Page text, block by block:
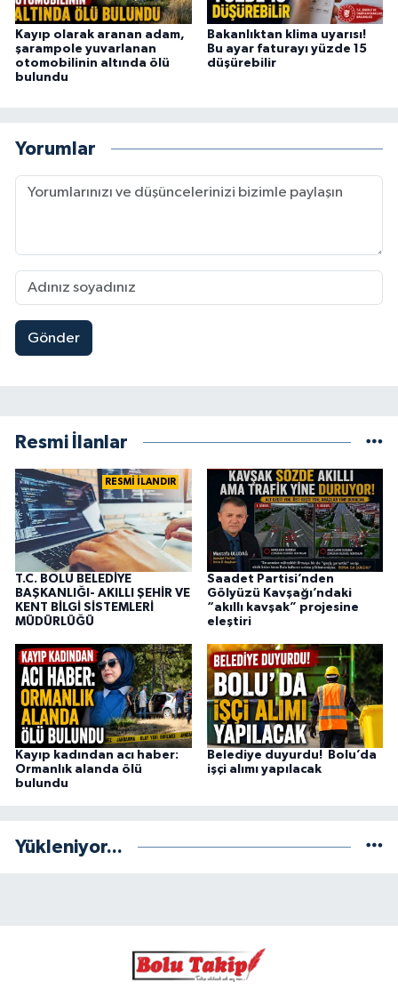
Kayıp olarak aranan adam,
şarampole yuvarlanan
otomobilinin altında ölü
bulundu
Bakanlıktan klima uyarısı!
Bu ayar faturayı yüzde 15
düşürebilir
Yorumlar
Gönder
Resmi İlanlar
RESMİ İLANDIR
T.C. BOLU BELEDİYE
BAŞKANLIĞI- AKILLI ŞEHİR VE
KENT BİLGİ SİSTEMLERİ
MÜDÜRLÜĞÜ
Saadet Partisi’nden
Gölyüzü Kavşağı’ndaki
“akıllı kavşak” projesine
eleştiri
Kayıp kadından acı haber:
Ormanlık alanda ölü
bulundu
Belediye duyurdu! Bolu’da
işçi alımı yapılacak
Yükleniyor...